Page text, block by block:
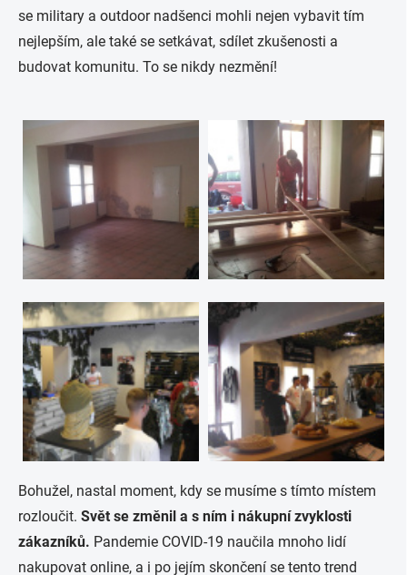
se military a outdoor nadšenci mohli nejen vybavit tím
nejlepším, ale také se setkávat, sdílet zkušenosti a
budovat komunitu. To se nikdy nezmění!
Bohužel, nastal moment, kdy se musíme s tímto místem
rozloučit. Svět se změnil a s ním i nákupní zvyklosti
zákazníků. Pandemie COVID-19 naučila mnoho lidí
nakupovat online, a i po jejím skončení se tento trend